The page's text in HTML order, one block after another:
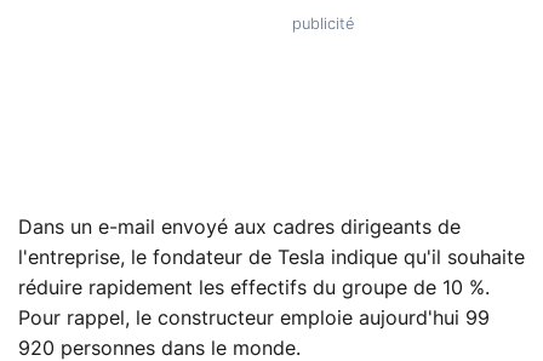
Dans un e-mail envoyé aux cadres dirigeants de
l'entreprise, le fondateur de Tesla indique qu'il souhaite
réduire rapidement les effectifs du groupe de 10 %.
Pour rappel, le constructeur emploie aujourd'hui 99
920 personnes dans le monde.